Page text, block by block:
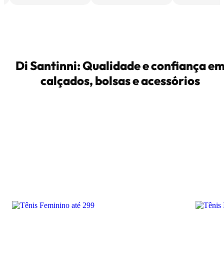
Di Santinni: Qualidade e confiança
calçados, bolsas e acessórios